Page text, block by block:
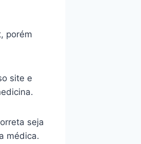
porém
site e
seja
médica.